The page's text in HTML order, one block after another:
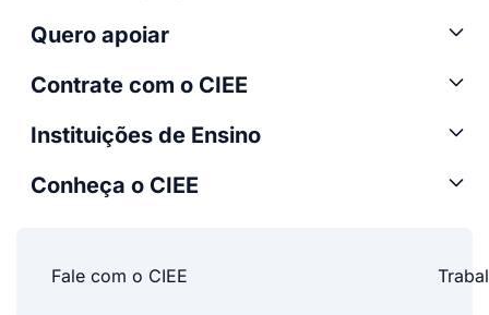
Quero apoiar
Contrate com o CIEE
Instituições de Ensino
Conheça o CIEE
Fale com o CIEE